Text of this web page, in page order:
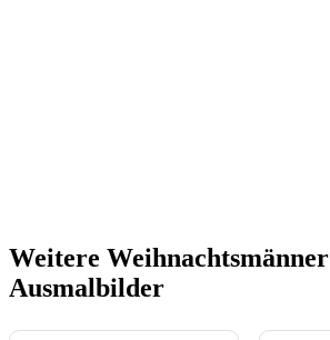
Weitere Weihnachtsmänner
Ausmalbilder